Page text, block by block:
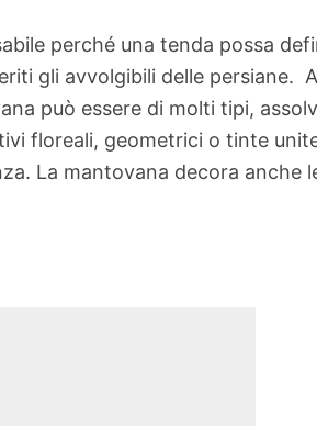
perché una tenda possa
gli avvolgibili delle persiane.
può essere di molti tipi,
floreali, geometrici o tinte
La mantovana decora anche